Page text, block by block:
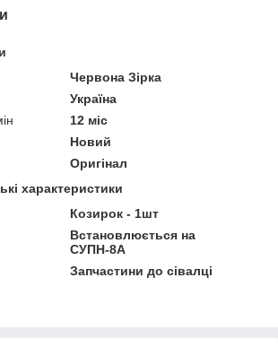
Червона Зірка
Україна
12 міс
Новий
Оригінал
характеристики
Козирок - 1шт
Встановлюється на
СУПН-8А
Запчастини до сівалці